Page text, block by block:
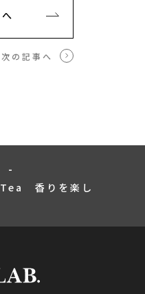
次の記事へ
香りを楽し